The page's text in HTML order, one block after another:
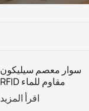
سوار معصم سيليكون
RFID مقاوم للماء
للتحكم في الوصول
وإدارة العضوية
اقرأ المزيد